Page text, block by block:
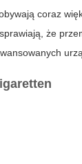
coraz
że